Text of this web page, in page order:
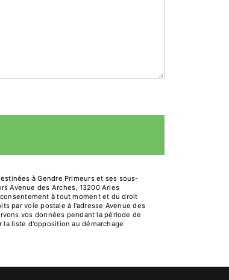
à Gendre Primeurs et ses sous-
Avenue des Arches, 13200 Arles
à tout moment et du droit
par voie postale à l'adresse Avenue des
vos données pendant la période de
liste d'opposition au démarchage